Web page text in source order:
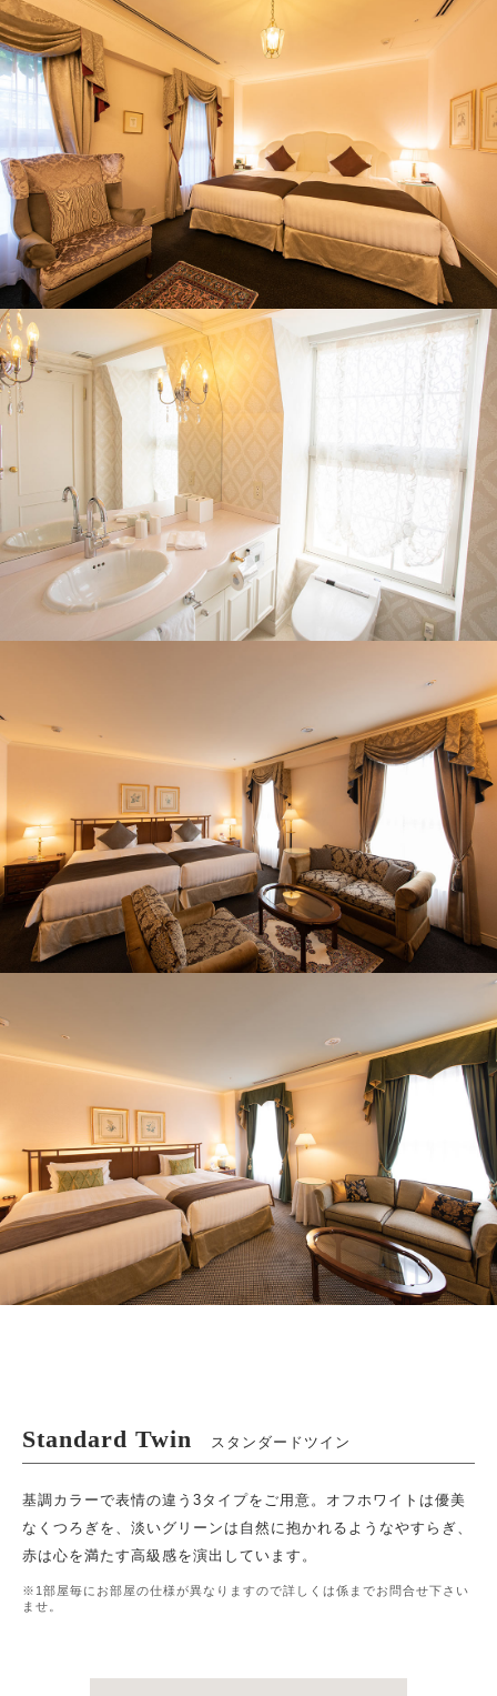
Standard Twin スタンダードツイン
基調カラーで表情の違う3タイプをご用意。オフホワイトは優美
なくつろぎを、淡いグリーンは自然に抱かれるようなやすらぎ、
赤は心を満たす高級感を演出しています。
※1部屋毎にお部屋の仕様が異なりますので詳しくは係までお問合せ下さい
ませ。